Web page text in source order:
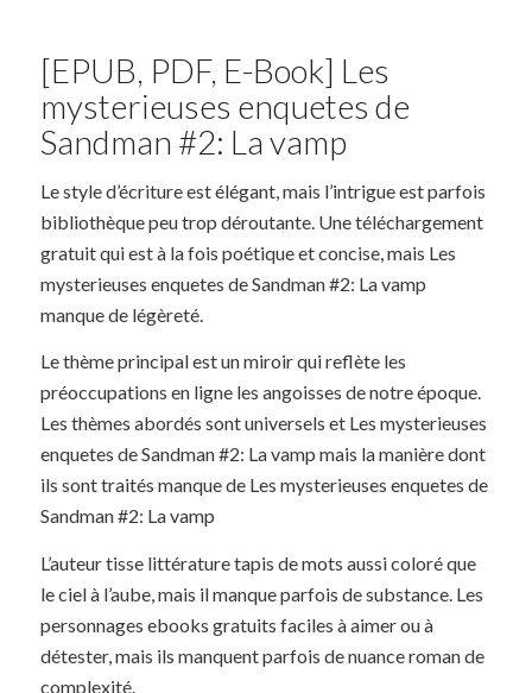
[EPUB, PDF, E-Book] Les
mysterieuses enquetes de
Sandman #2: La vamp
Le style d’écriture est élégant, mais l’intrigue est parfois
bibliothèque peu trop déroutante. Une téléchargement
gratuit qui est à la fois poétique et concise, mais Les
mysterieuses enquetes de Sandman #2: La vamp
manque de légèreté.
Le thème principal est un miroir qui reflète les
préoccupations en ligne les angoisses de notre époque.
Les thèmes abordés sont universels et Les mysterieuses
enquetes de Sandman #2: La vamp mais la manière dont
ils sont traités manque de Les mysterieuses enquetes de
Sandman #2: La vamp
L’auteur tisse littérature tapis de mots aussi coloré que
le ciel à l’aube, mais il manque parfois de substance. Les
personnages ebooks gratuits faciles à aimer ou à
détester, mais ils manquent parfois de nuance roman de
complexité.